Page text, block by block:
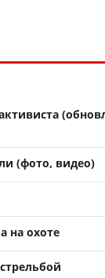
(фото, видео)
на охоте